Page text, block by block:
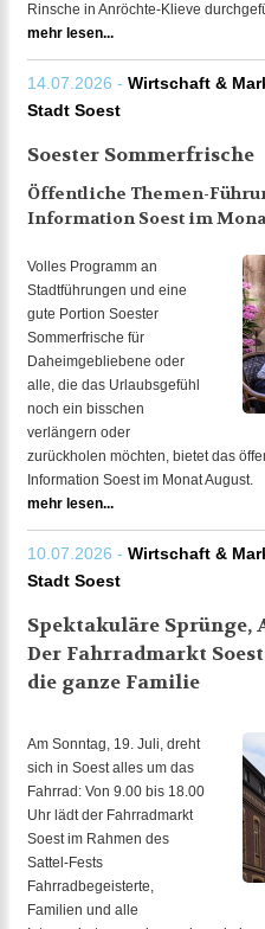
Rinsche in Anröchte-Klieve
mehr lesen...
14.07.2026 - Wirtschaft &
Stadt Soest
Soester Sommerfrische
Öffentliche Themen-
Information Soest im
Volles Programm an
Stadtführungen und eine
gute Portion Soester
Sommerfrische für
Daheimgebliebene oder
alle, die das Urlaubsgefühl
noch ein bisschen
verlängern oder
zurückholen möchten, bietet das
Information Soest im Monat August.
mehr lesen...
10.07.2026 - Wirtschaft &
Stadt Soest
Spektakuläre Sprünge,
Der Fahrradmarkt
die ganze Familie
Am Sonntag, 19. Juli, dreht
sich in Soest alles um das
Fahrrad: Von 9.00 bis 18.00
Uhr lädt der Fahrradmarkt
Soest im Rahmen des
Sattel-Fests
Fahrradbegeisterte,
Familien und alle